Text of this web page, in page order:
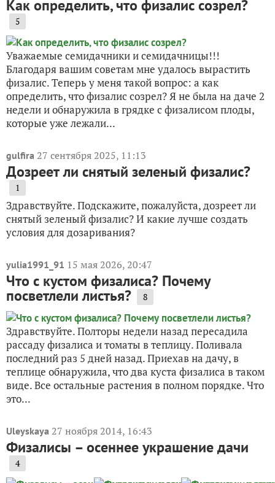
Как определить, что физалис созрел?
5
Уважаемые семидачники и семидачницы!!!
Благодаря вашим советам мне удалось вырастить
физалис. Теперь у меня такой вопрос: а как
определить, что физалис созрел? Я не была на даче 2
недели и обнаружила в грядке с физалисом плоды,
которые уже лежали...
gulfira 27 сентября 2025, 11:13
Дозреет ли снятый зеленый физалис?
1
Здравствуйте. Подскажите, пожалуйста, дозреет ли
снятый зеленый физалис? И какие лучше создать
условия для дозаривания?
yulia1991_91 15 мая 2026, 20:47
Что с кустом физалиса? Почему
посветлели листья? 8
Здравствуйте. Полторы недели назад пересадила
рассаду физалиса и томаты в теплицу. Поливала
последний раз 5 дней назад. Приехав на дачу, в
теплице обнаружила, что два куста физалиса в таком
виде. Все остальные растения в полном порядке. Что
это...
Uleyskaya 27 ноября 2014, 16:43
Физалисы – осеннее украшение дачи
4